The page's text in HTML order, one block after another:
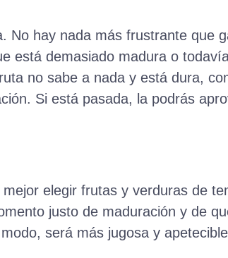
No hay nada más frustrante que
está demasiado madura o
no sabe a nada y está dura,
Si está pasada, la podrás
elegir frutas y verduras de
justo de maduración y de
será más jugosa y